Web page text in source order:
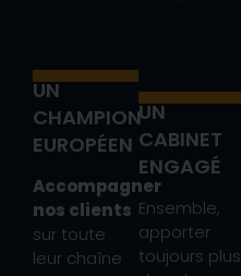
UN
CHAMPION
EUROPÉEN
Accompagner
nos clients
sur toute
leur chaîne
UN
CABINET
ENGAGÉ
Ensemble,
apporter
toujours plus